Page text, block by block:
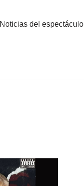
Noticias del espectáculo